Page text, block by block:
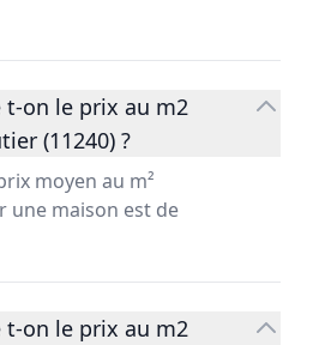
t-on le prix au m2
(11240) ?
moyen au m²
une maison est de
t-on le prix au m2